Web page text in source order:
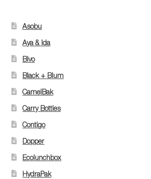
Asobu
Aya & Ida
Bivo
Black + Blum
CamelBak
Carry Bottles
Contigo
Dopper
Ecolunchbox
HydraPak